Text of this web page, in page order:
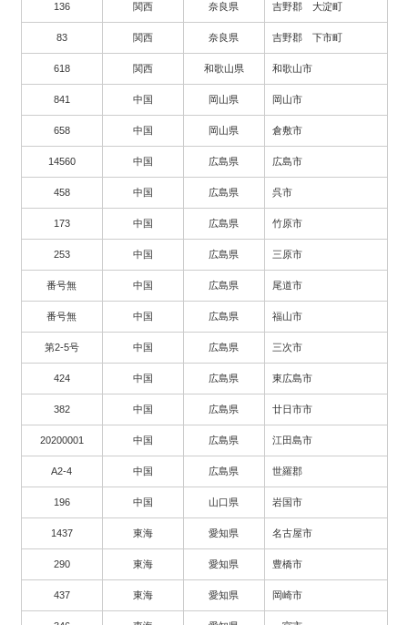
136 関西 奈良県 吉野郡 大淀町
83 関西 奈良県 吉野郡 下市町
618 関西 和歌山県 和歌山市
841 中国 岡山県 岡山市
658 中国 岡山県 倉敷市
14560 中国 広島県 広島市
458 中国 広島県 呉市
173 中国 広島県 竹原市
253 中国 広島県 三原市
番号無 中国 広島県 尾道市
番号無 中国 広島県 福山市
第2-5号 中国 広島県 三次市
424 中国 広島県 東広島市
382 中国 広島県 廿日市市
20200001 中国 広島県 江田島市
A2-4 中国 広島県 世羅郡
196 中国 山口県 岩国市
1437 東海 愛知県 名古屋市
290 東海 愛知県 豊橋市
437 東海 愛知県 岡崎市